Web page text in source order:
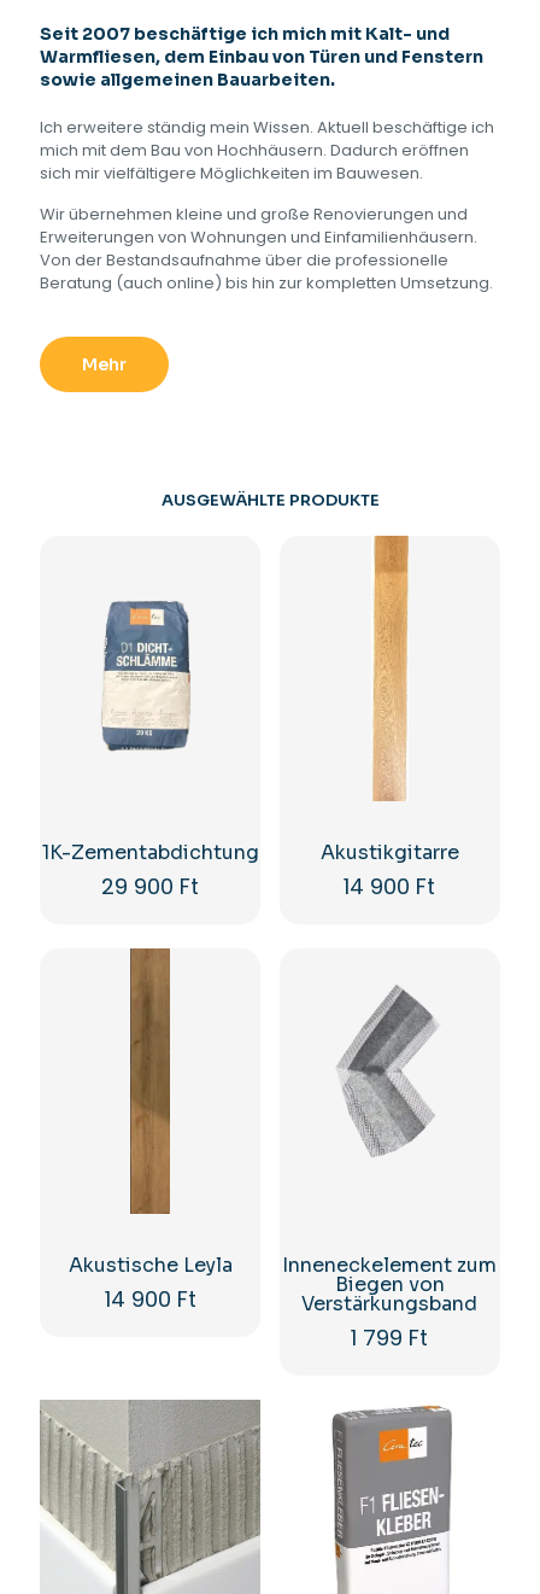
Seit 2007 beschäftige ich mich mit Kalt- und
Warmfliesen, dem Einbau von Türen und Fenstern
sowie allgemeinen Bauarbeiten.
Ich erweitere ständig mein Wissen. Aktuell beschäftige ich
mich mit dem Bau von Hochhäusern. Dadurch eröffnen
sich mir vielfältigere Möglichkeiten im Bauwesen.
Wir übernehmen kleine und große Renovierungen und
Erweiterungen von Wohnungen und Einfamilienhäusern.
Von der Bestandsaufnahme über die professionelle
Beratung (auch online) bis hin zur kompletten Umsetzung.
Mehr
AUSGEWÄHLTE PRODUKTE
1K-Zementabdichtung
29 900 Ft
Akustikgitarre
14 900 Ft
Akustische Leyla
14 900 Ft
Inneneckelement zum
Biegen von
Verstärkungsband
1 799 Ft